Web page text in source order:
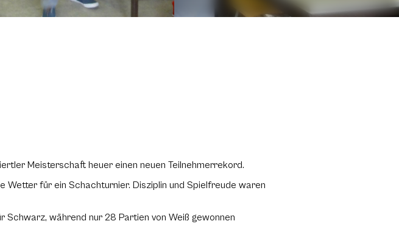
Meisterschaft heuer einen neuen Teilnehmerrekord.
für ein Schachturnier. Disziplin und Spielfreude waren
während nur 28 Partien von Weiß gewonnen